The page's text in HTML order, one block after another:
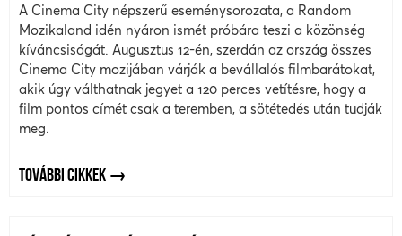
A Cinema City népszerű eseménysorozata, a Random
Mozikaland idén nyáron ismét próbára teszi a közönség
kíváncsiságát. Augusztus 12-én, szerdán az ország összes
Cinema City mozijában várják a bevállalós filmbarátokat,
akik úgy válthatnak jegyet a 120 perces vetítésre, hogy a
film pontos címét csak a teremben, a sötétedés után tudják
meg.
TOVÁBBI CIKKEK